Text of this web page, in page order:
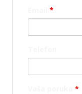
Email*
Vaša poruka*